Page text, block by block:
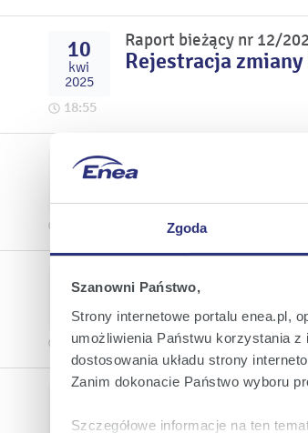
Zgoda
Szanowni Państwo,
Strony internetowe portalu enea.pl,
umożliwienia Państwu korzystania
dostosowania układu strony
Zanim dokonacie Państwo wyboru
Szczegółowe informacje na ten
10
kwi
2025
18:55
Raport bieżący nr 12/
Rejestracja
26
mar
2025
Akwizycja farm
03
2025
17:59
Informacja w
oraz IV kwartał
lut
Raport bieżący nr 9/
Informacja o